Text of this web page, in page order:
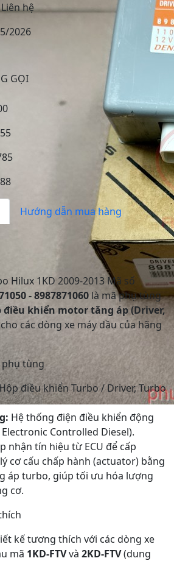
Liên hệ
2026
GỌI
Hướng dẫn mua hàng
Hilux 1KD 2009-2013 Mã số
- 8987871060 là mã phụ tùng
điều khiển motor tăng áp (Driver,
các dòng xe máy dầu của hãng
tùng
điều khiển Turbo / Driver, Turbo
Hệ thống điện điều khiển động
Electronic Controlled Diesel).
nhận tín hiệu từ ECU để cấp
cơ cấu chấp hành (actuator) bằng
áp turbo, giúp tối ưu hóa lượng
cơ.
kế tương thích với các dòng xe
mã 1KD-FTVvà 2KD-FTV(dung